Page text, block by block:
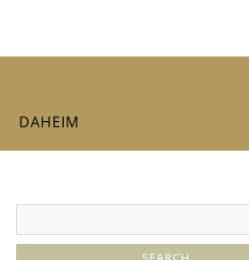
DAHEIM